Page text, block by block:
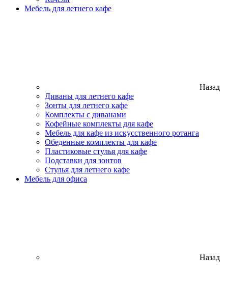
Мебель для летнего кафе
Назад
Диваны для летнего кафе
Зонты для летнего кафе
Комплекты с диванами
Кофейные комплекты для кафе
Мебель для кафе из искусственного ротанга
Обеденные комплекты для кафе
Пластиковые стулья для кафе
Подставки для зонтов
Стулья для летнего кафе
Мебель для офиса
Назад